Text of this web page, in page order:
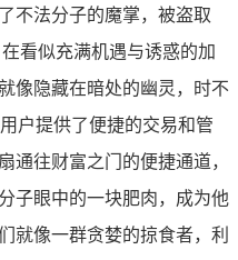
不法分子的魔掌，被盗取
看似充满机遇与诱惑的加
像隐藏在暗处的幽灵，时不
户提供了便捷的交易和管
通往财富之门的便捷通道，
子眼中的一块肥肉，成为他
就像一群贪婪的掠食者，利